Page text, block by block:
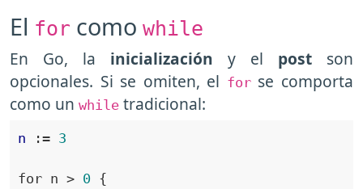
El for como while
En Go, la inicialización y el post son
opcionales. Si se omiten, el forse comporta
como un while tradicional:
n := 3
for n > 0